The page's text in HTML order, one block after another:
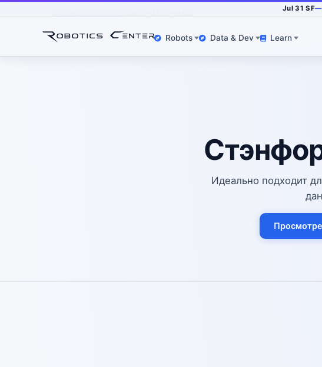
Jul 31 SF—
Robots Data & Dev Learn
Идеально подходит